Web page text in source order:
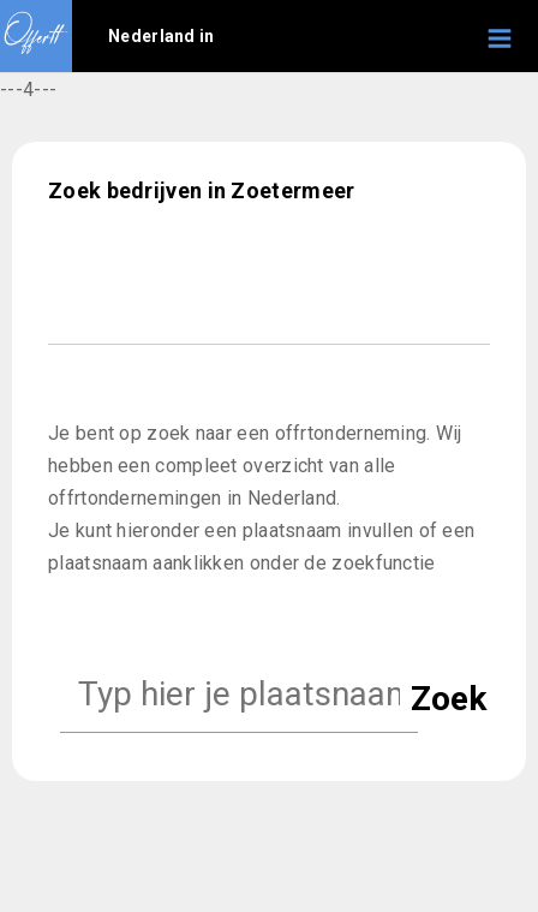
Nederland in
---4---
Zoek bedrijven in Zoetermeer
Je bent op zoek naar een offrtonderneming. Wij
hebben een compleet overzicht van alle
offrtondernemingen in Nederland.
Je kunt hieronder een plaatsnaam invullen of een
plaatsnaam aanklikken onder de zoekfunctie